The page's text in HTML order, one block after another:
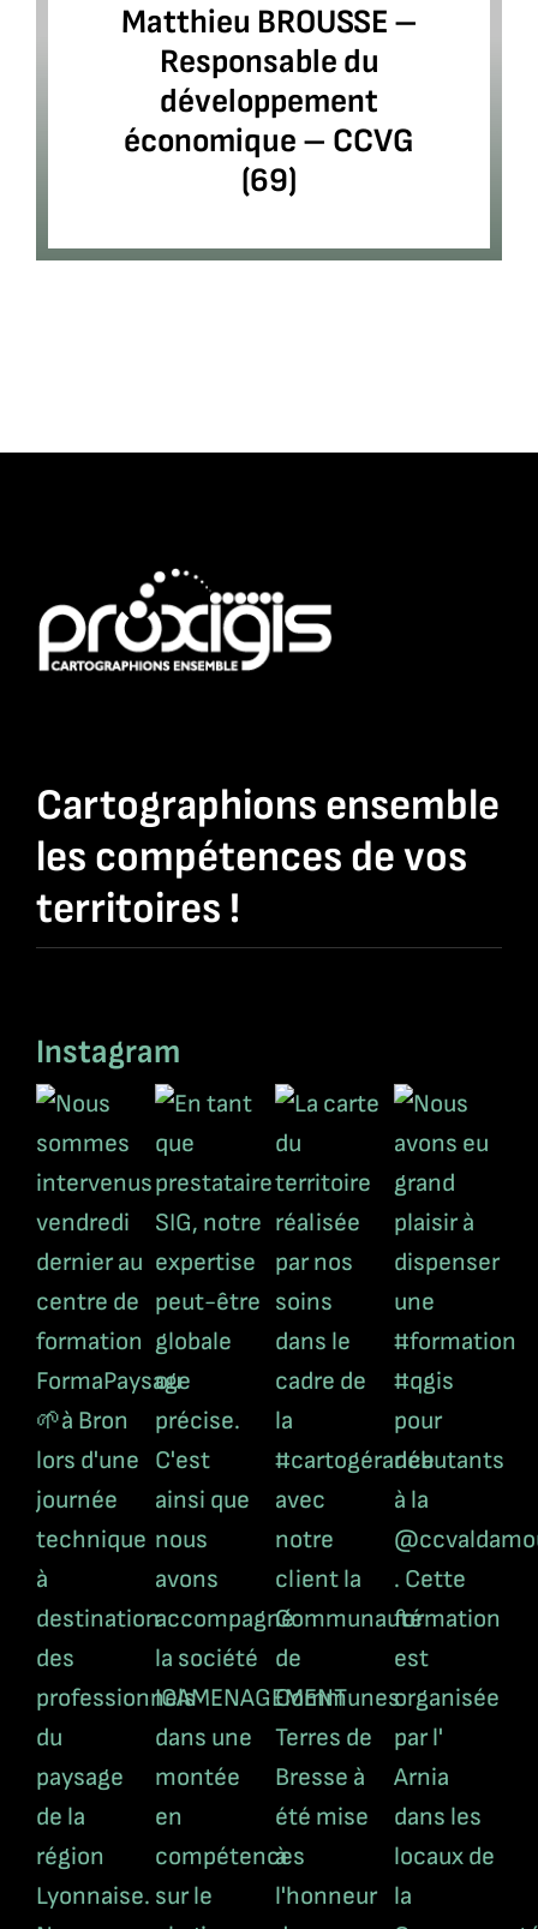
Matthieu BROUSSE –
Responsable du
développement
économique – CCVG
(69)
Cartographions ensemble
les compétences de vos
territoires !
Instagram